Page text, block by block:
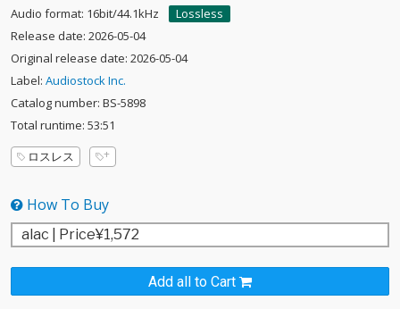
Audio format: 16bit/44.1kHz
Lossless
Release date: 2026-05-04
Original release date: 2026-05-04
Label: Audiostock Inc.
Catalog number: BS-5898
Total runtime: 53:51
ロスレス
How To Buy
Add all to Cart